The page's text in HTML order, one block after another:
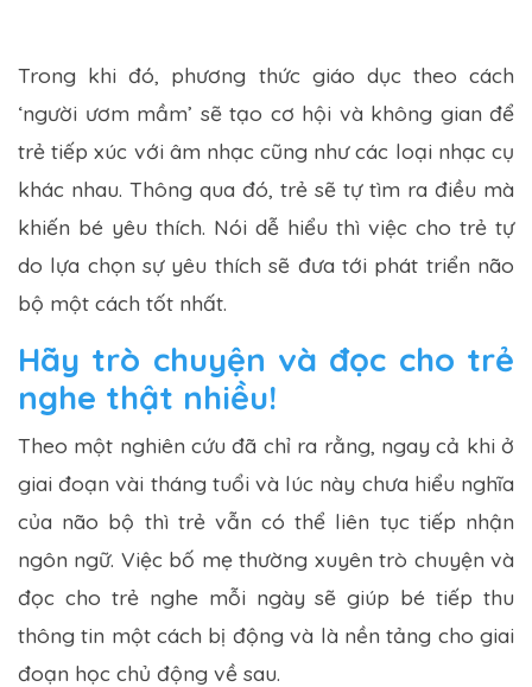
Trong khi đó, phương thức giáo dục theo cách
‘người ươm mầm’ sẽ tạo cơ hội và không gian để
trẻ tiếp xúc với âm nhạc cũng như các loại nhạc cụ
khác nhau. Thông qua đó, trẻ sẽ tự tìm ra điều mà
khiến bé yêu thích. Nói dễ hiểu thì việc cho trẻ tự
do lựa chọn sự yêu thích sẽ đưa tới phát triển não
bộ một cách tốt nhất.
Hãy trò chuyện và đọc cho trẻ
nghe thật nhiều!
Theo một nghiên cứu đã chỉ ra rằng, ngay cả khi ở
giai đoạn vài tháng tuổi và lúc này chưa hiểu nghĩa
của não bộ thì trẻ vẫn có thể liên tục tiếp nhận
ngôn ngữ. Việc bố mẹ thường xuyên trò chuyện và
đọc cho trẻ nghe mỗi ngày sẽ giúp bé tiếp thu
thông tin một cách bị động và là nền tảng cho giai
đoạn học chủ động về sau.